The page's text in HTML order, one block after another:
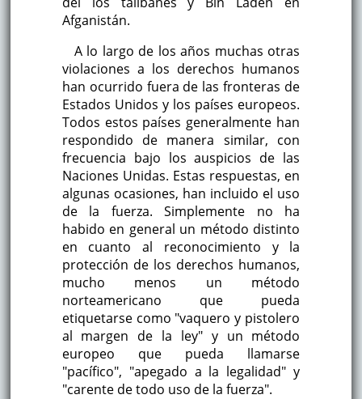
Afganistán.
A lo largo de los años muchas otras
violaciones a los derechos humanos
han ocurrido fuera de las fronteras de
Estados Unidos y los países europeos.
Todos estos países generalmente han
respondido de manera similar, con
frecuencia bajo los auspicios de las
Naciones Unidas. Estas respuestas, en
algunas ocasiones, han incluido el uso
de la fuerza. Simplemente no ha
habido en general un método distinto
en cuanto al reconocimiento y la
protección de los derechos humanos,
mucho menos un método
norteamericano que pueda
etiquetarse como "vaquero y pistolero
al margen de la ley" y un método
europeo que pueda llamarse
"pacífico", "apegado a la legalidad" y
"carente de todo uso de la fuerza".